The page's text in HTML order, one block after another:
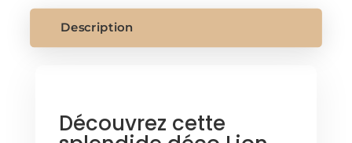
Description
Découvrez cette